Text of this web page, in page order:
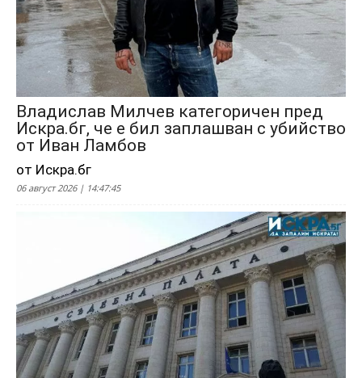
Владислав Милчев категоричен пред
Искра.бг, че е бил заплашван с убийство
от Иван Ламбов
от Искра.бг
06 август 2026 | 14:47:45